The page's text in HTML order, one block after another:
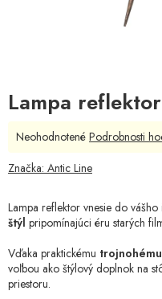
Lampa reflektor
Lampa reflektor vnesie do
štýl pripomínajúci éru starých
Vďaka praktickému
voľbou ako štýlový doplnok na
priestoru.
Priemerné
produktu
z
5
Neohodnotené Podrobnosti
Značka: Antic Line